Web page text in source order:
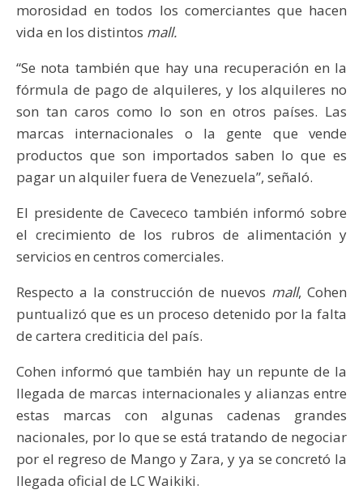
morosidad en todos los comerciantes que hacen
vida en los distintos mall.
“Se nota también que hay una recuperación en la
fórmula de pago de alquileres, y los alquileres no
son tan caros como lo son en otros países. Las
marcas internacionales o la gente que vende
productos que son importados saben lo que es
pagar un alquiler fuera de Venezuela”, señaló.
El presidente de Cavececo también informó sobre
el crecimiento de los rubros de alimentación y
servicios en centros comerciales.
Respecto a la construcción de nuevos mall, Cohen
puntualizó que es un proceso detenido por la falta
de cartera crediticia del país.
Cohen informó que también hay un repunte de la
llegada de marcas internacionales y alianzas entre
estas marcas con algunas cadenas grandes
nacionales, por lo que se está tratando de negociar
por el regreso de Mango y Zara, y ya se concretó la
llegada oficial de LC Waikiki.